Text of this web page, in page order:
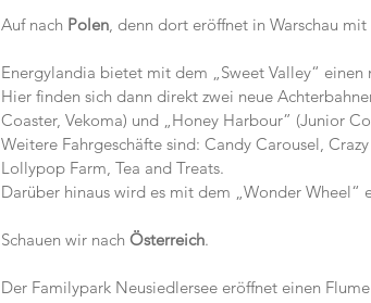
Auf nach Polen, denn dort eröffnet in Warschau
Energylandia bietet mit dem „Sweet Valley“ einen
Hier finden sich dann direkt zwei neue
Coaster, Vekoma) und „Honey Harbour” (Junior
Weitere Fahrgeschäfte sind: Candy Carousel,
Lollypop Farm, Tea and Treats.
Darüber hinaus wird es mit dem „Wonder Wheel“
Schauen wir nach Österreich.
Der Familypark Neusiedlersee